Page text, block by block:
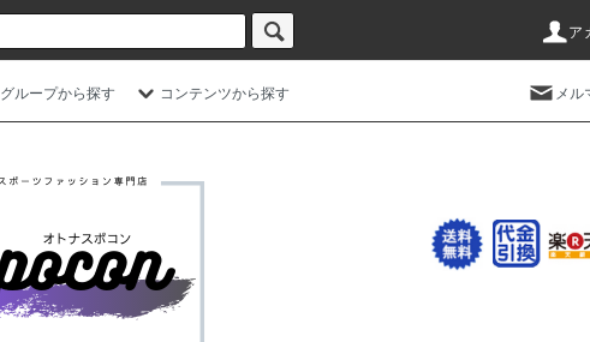
ア
グループから探す コンテンツから探す メル